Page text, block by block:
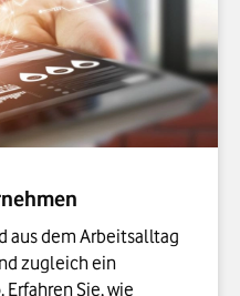
aus dem Arbeitsalltag
zugleich ein
Sie, wie